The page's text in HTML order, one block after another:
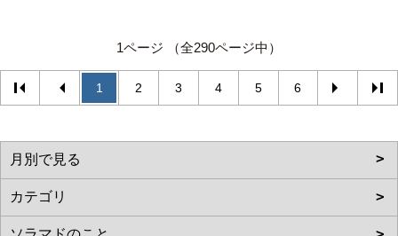
1ページ （全290ページ中）
1 2 3 4 5 6